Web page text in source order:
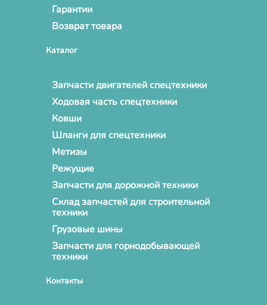
Гарантии
Возврат товара
Каталог
Запчасти двигателей спецтехники
Ходовая часть спецтехники
Ковши
Шланги для спецтехники
Метизы
Режущие
Запчасти для дорожной техники
Склад запчастей для строительной
техники
Грузовые шины
Запчасти для горнодобывающей
техники
Контакты